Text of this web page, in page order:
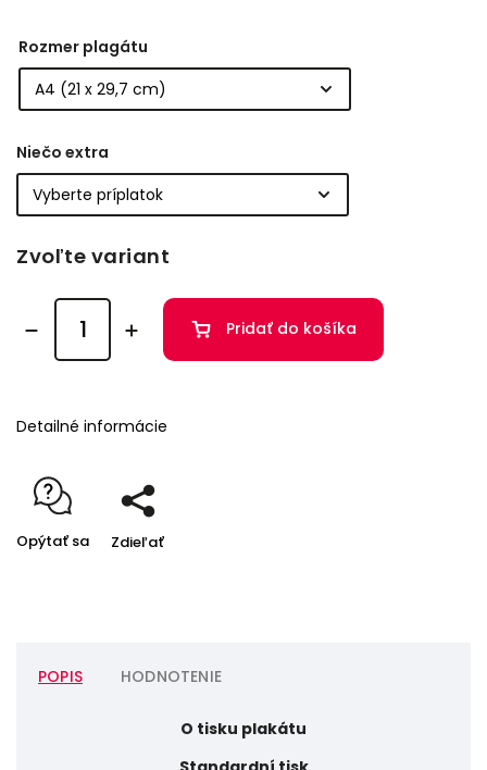
Rozmer plagátu
Niečo extra
Zvoľte variant
Pridať do košíka
Detailné informácie
Opýtať sa Zdieľať
POPIS HODNOTENIE
O tisku plakátu